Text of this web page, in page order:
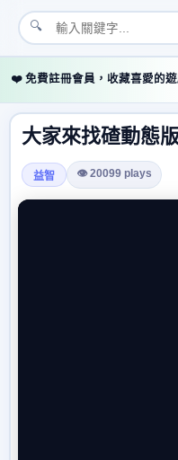
🔍
❤️ 免費註冊會員，收藏喜愛的
大家來找碴動態
益智 👁 20099 plays